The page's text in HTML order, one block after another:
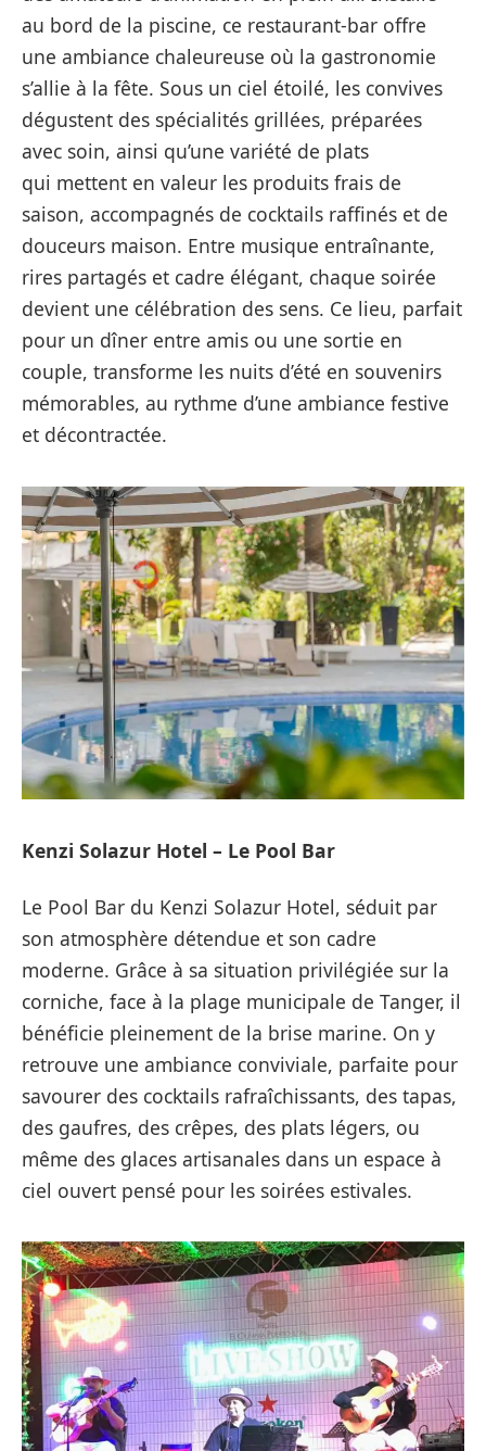
au bord de la piscine, ce restaurant-bar offre
une ambiance chaleureuse où la gastronomie
s’allie à la fête. Sous un ciel étoilé, les convives
dégustent des spécialités grillées, préparées
avec soin, ainsi qu’une variété de plats
qui mettent en valeur les produits frais de
saison, accompagnés de cocktails raffinés et de
douceurs maison. Entre musique entraînante,
rires partagés et cadre élégant, chaque soirée
devient une célébration des sens. Ce lieu, parfait
pour un dîner entre amis ou une sortie en
couple, transforme les nuits d’été en souvenirs
mémorables, au rythme d’une ambiance festive
et décontractée.
Kenzi Solazur Hotel – Le Pool Bar
Le Pool Bar du Kenzi Solazur Hotel, séduit par
son atmosphère détendue et son cadre
moderne. Grâce à sa situation privilégiée sur la
corniche, face à la plage municipale de Tanger, il
bénéficie pleinement de la brise marine. On y
retrouve une ambiance conviviale, parfaite pour
savourer des cocktails rafraîchissants, des tapas,
des gaufres, des crêpes, des plats légers, ou
même des glaces artisanales dans un espace à
ciel ouvert pensé pour les soirées estivales.